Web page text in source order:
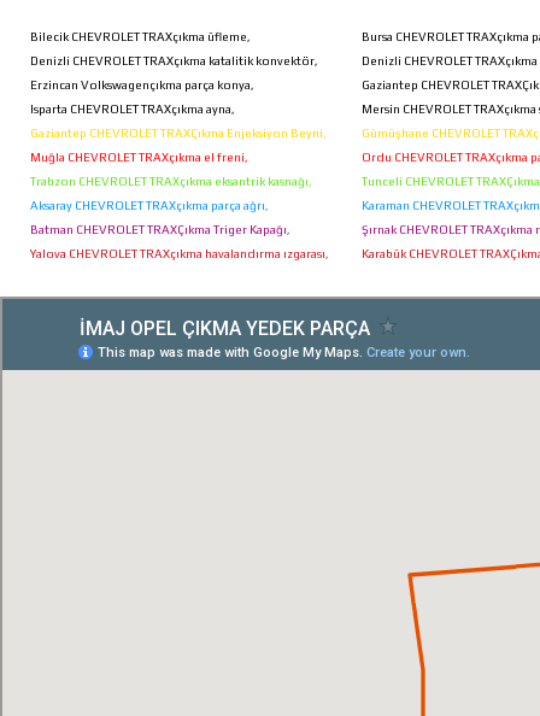
Bilecik CHEVROLET TRAXçıkma üfleme,
Bursa CHEVROLET TRAXçıkma
Denizli CHEVROLET TRAXçıkma katalitik konvektör,
Denizli CHEVROLET
Erzincan Volkswagençıkma parça konya,
Gaziantep CHEVROLET
Isparta CHEVROLET TRAXçıkma ayna,
Mersin CHEVROLET TRAXçıkma
Gaziantep CHEVROLET TRAXÇıkma Enjeksiyon Beyni,
Gümüşhane CHEVROLET
Muğla CHEVROLET TRAXçıkma el freni,
Ordu CHEVROLET TRAXçıkma
Trabzon CHEVROLET TRAXçıkma eksantrik kasnağı,
Tunceli CHEVROLET
Aksaray CHEVROLET TRAXçıkma parça ağrı,
Karaman CHEVROLET
Batman CHEVROLET TRAXÇıkma Triger Kapağı,
Şırnak CHEVROLET
Yalova CHEVROLET TRAXçıkma havalandırma ızgarası,
Karabük CHEVROLET